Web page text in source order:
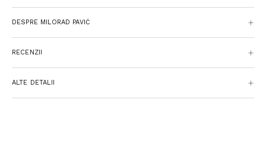
DESPRE MILORAD PAVIĊ
RECENZII
ALTE DETALII